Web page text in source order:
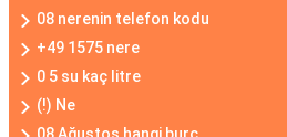
08 nerenin telefon kodu
+49 1575 nere
0 5 su kaç litre
(!) Ne